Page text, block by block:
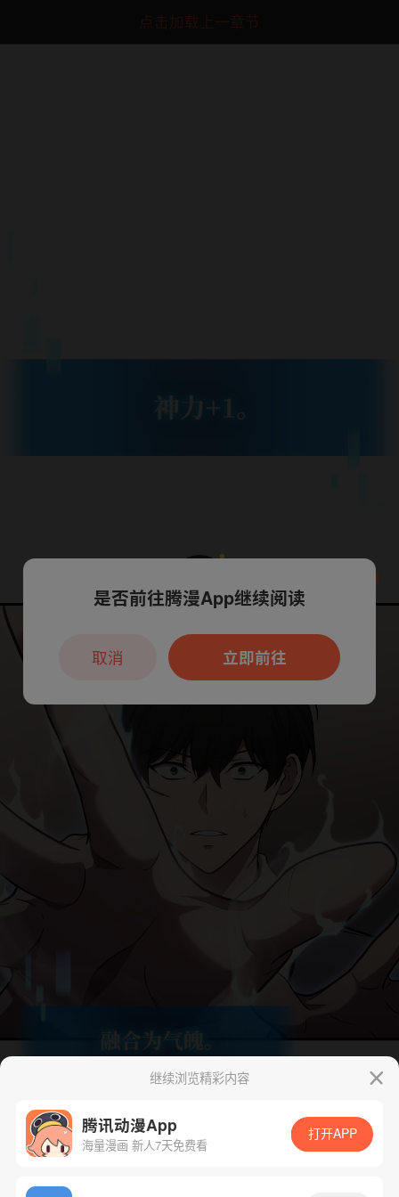
点击加载上一章节
App免费看
继续浏览精彩内容
腾讯动漫App
海量漫画 新人7天免费看
打开APP
本章节仅支持App阅读，可打开App新用
户7天免费看
是否前往腾漫App继续阅读
立即前往
取消